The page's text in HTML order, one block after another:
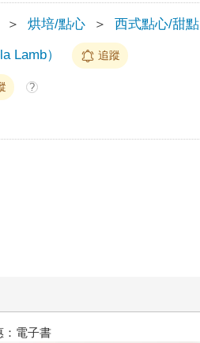
＞ 烘培/點心 ＞ 西式點心/甜點
Lamb） 追蹤
?
你好，我吃一點〉第二波